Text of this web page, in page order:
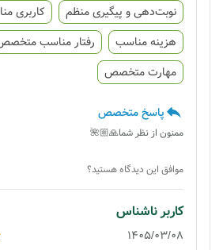
نوبت‌دهی و پیگیری منظم
کاربری
هزینه مناسب
رفتار مناسب
مهارت متخصص
پاسخ متخصص
ممنون از نظر شما🙏🏼🌺
موافق این دیدگاه هستید؟
کاربر ناشناس
1405/03/08